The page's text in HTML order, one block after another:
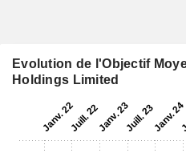
Evolution de l'Objectif
Holdings Limited